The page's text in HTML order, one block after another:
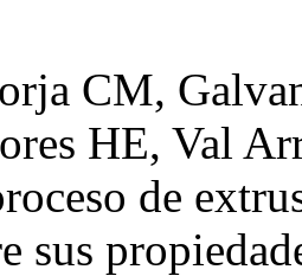
CM,
HE, Val
de
sus